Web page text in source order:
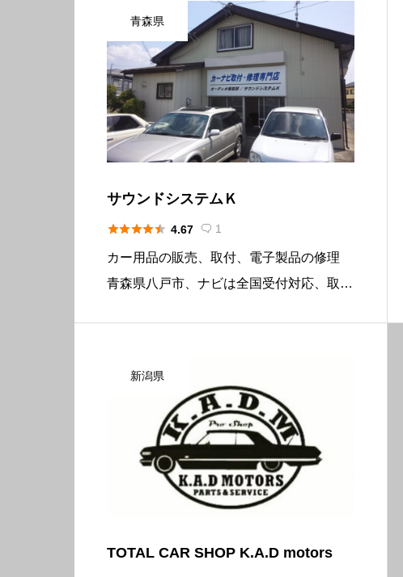
たら一度お問い合せ下さいませ 概要 所在
地〒614-8131 京都府 […]
青森県
サウンドシステムＫ
 4.67  1
カー用品の販売、取付、電子製品の修理
青森県八戸市、ナビは全国受付対応、取付
ています。 パナソニック／St […]
新潟県
TOTAL CAR SHOP K.A.D motors